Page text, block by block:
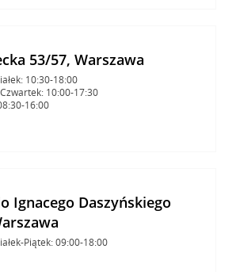
53/57, Warszawa
10:30-18:00
10:00-17:30
16:00
Ignacego Daszyńskiego
Piątek: 09:00-18:00